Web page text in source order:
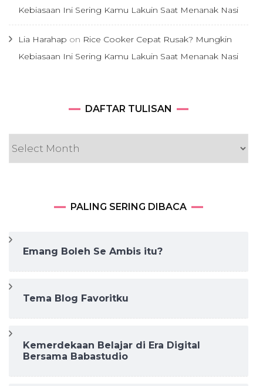
Kebiasaan Ini Sering Kamu Lakuin Saat Menanak Nasi
Lia Harahap on Rice Cooker Cepat Rusak? Mungkin
Kebiasaan Ini Sering Kamu Lakuin Saat Menanak Nasi
DAFTAR TULISAN
DAFTAR
PALING SERING DIBACA
Emang Boleh Se Ambis itu?
Tema Blog Favoritku
Kemerdekaan Belajar di Era Digital
Bersama Babastudio